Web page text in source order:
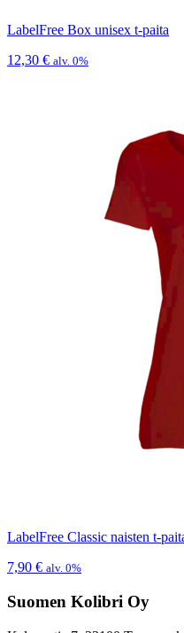
LabelFree Box unisex t-paita
12,30 € alv. 0%
LabelFree Classic naisten t-
7,90 € alv. 0%
Suomen Kolibri Oy